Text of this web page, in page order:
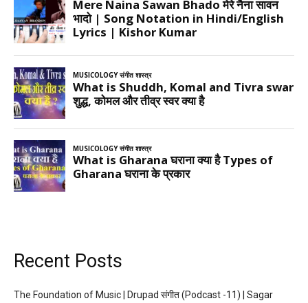
Recent Posts
The Foundation of Music | Drupad संगीत (Podcast -11) | Sagar